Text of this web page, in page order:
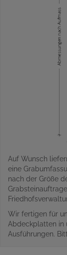
Auf Wunsch
eine
nach der Größe
Wir fertigen für
Abdeckplatten in
Ausführungen.